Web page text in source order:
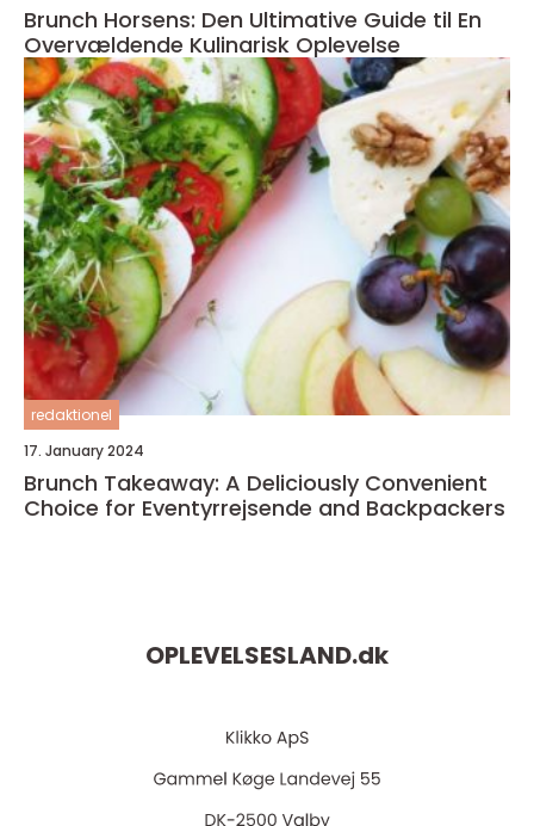
Brunch Horsens: Den Ultimative Guide til En
Overvældende Kulinarisk Oplevelse
redaktionel
17. January 2024
Brunch Takeaway: A Deliciously Convenient
Choice for Eventyrrejsende and Backpackers
OPLEVELSESLAND.dk